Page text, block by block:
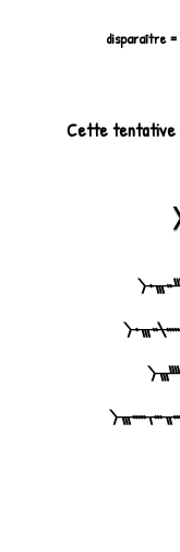
disparaître
Cette tentative